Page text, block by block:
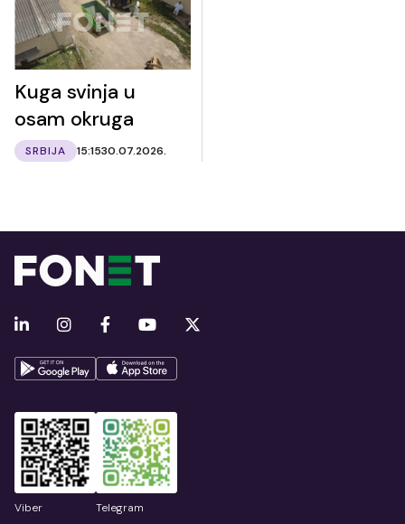
Kuga svinja u
osam okruga
SRBIJA 15:1530.07.2026.
Viber Telegram